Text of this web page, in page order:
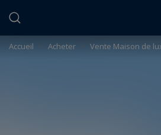
Accueil > Acheter > Vente Maison de